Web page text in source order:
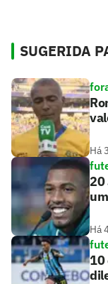
SUGERIDA
Há
20
Há
10